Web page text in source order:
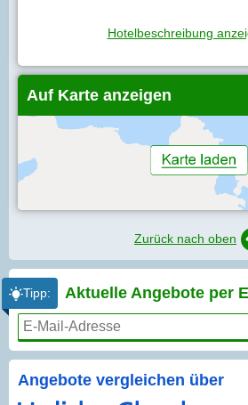
Hotelbeschreibung
Auf Karte anzeigen
Zurück nach oben
Tipp: Aktuelle Angebote per
Angebote vergleichen über